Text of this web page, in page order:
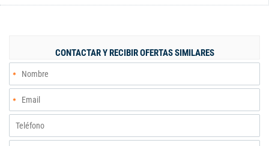
este tipo de apartamentos, pero lo que realmente lo hace único
con tus mascotas con total libertad ‍‍‍ Compartir momentos
inolvidables en familia o con amigos El interior del apartamento
combina comodidad, frescura y diseño moderno: ️ 2
habitaciones, ambas con acceso directo a la terraza, la
habitación principal con baño privado y Vestier Cocina tipo
americana, ideal para integrar espacios Excelente ventilación
natural, estado casi para estrenar Y como complemento, el
edificio eleva tu estilo de vida con Piscina en terraza con vista
CONTACTAR Y RECIBIR OFERTAS SIMILARES